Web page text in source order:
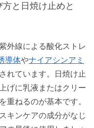
と日焼け止めと
外線による酸化ストレ
導体やナイアシンアミ
れています。日焼け止
げに乳液またはクリー
重ねるのが基本です。
キンケアの成分がなじ